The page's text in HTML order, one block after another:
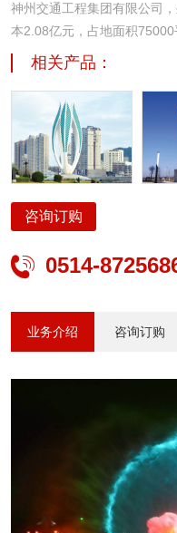
神州交通工程集团有限公司
本2.08亿元，占地面积75000
专业技术人才占比70%以上
照明、公路交通安全设施、
明设计、智能安防、电子与
电、电力承装修试、城市公
工程管理及运营等专业服务。
相关产品：
咨询订购
 0514-
业务介绍 咨询订购